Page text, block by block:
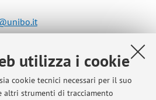
utilizza i cookie
cookie tecnici necessari per il suo
altri strumenti di tracciamento
Biomediche e Neuromotorie
-Vai alla mappa